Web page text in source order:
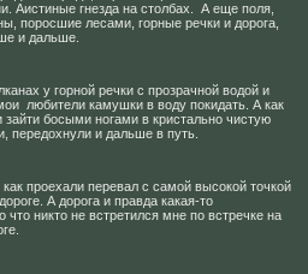
Аистиные гнезда на столбах. А еще поля,
поросшие лесами, горные речки и дорога,
и дальше.
у горной речки с прозрачной водой и
любители камушки в воду покидать. А как
зайти босыми ногами в кристально чистую
передохнули и дальше в путь.
проехали перевал с самой высокой точкой
А дорога и правда какая-то
никто не встретился мне по встречке на